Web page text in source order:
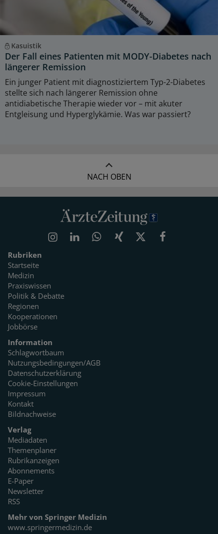
Kasuistik
Der Fall eines Patienten mit MODY-Diabetes nach
längerer Remission
Ein junger Patient mit diagnostiziertem Typ-2-Diabetes
stellte sich nach längerer Remission ohne
antidiabetische Therapie wieder vor – mit akuter
Entgleisung und Hyperglykämie. Was war passiert?
NACH OBEN
Rubriken
Startseite
Medizin
Praxiswissen
Politik & Debatte
Regionen
Kooperationen
Jobbörse
Information
Schlagwortbaum
Nutzungsbedingungen/AGB
Datenschutzerklärung
Cookie-Einstellungen
Impressum
Kontakt
Bildnachweise
Verlag
Mediadaten
Themenplaner
Rubrikanzeigen
Abonnements
E-Paper
Newsletter
RSS
Mehr von Springer Medizin
www.springermedizin.de